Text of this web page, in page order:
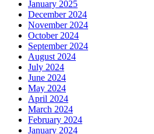
January 2025
December 2024
November 2024
October 2024
September 2024
August 2024
July 2024
June 2024
May 2024
April 2024
March 2024
February 2024
January 2024